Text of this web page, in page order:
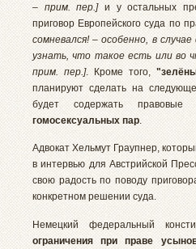
– прим. пер.]и у остальных
приговор Европейского суда по
сомневался! – особенно, в
узнать, что такое есть или во
прим. пер.]. Кроме того,
планируют сделать на
будет содержать
гомосексуальных пар.
Адвокат Хельмут Граупнер,
в интервью для Австрийской
свою радость по поводу
конкретном решении суда.
Немецкий федеральный
ограничения при праве